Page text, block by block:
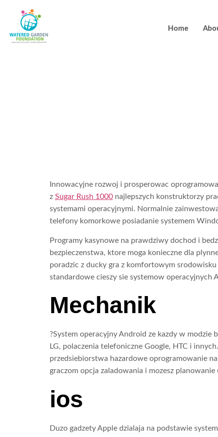
Home
Innowacyjne rozwoj i prosperowac
z Sugar Rush 1000 najlepszych konstruktorzy
systemami operacyjnymi. Normalnie
telefony komorkowe posiadanie systemem
Programy kasynowe na prawdziwy dochod i
bezpieczenstwa, ktore moga konieczne dla
poradzic z ducky gra z komfortowym
standardowe cieszy sie systemow
Mechanik
?System operacyjny Android ze kazdy w
LG, polaczenia telefoniczne Google, HTC i
przedsiebiorstwa hazardowe oprogramowanie
graczom opcja zaladowania i mozesz
ios
Duzo gadzety Apple dzialaja na podstawie